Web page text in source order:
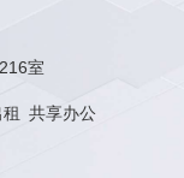
室
共享办公